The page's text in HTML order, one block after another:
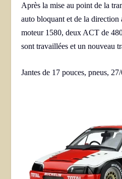
Après la mise au point de la
auto bloquant et de la direction
moteur 1580, deux ACT de
sont travaillées et un nouveau
Jantes de 17 pouces, pneus,